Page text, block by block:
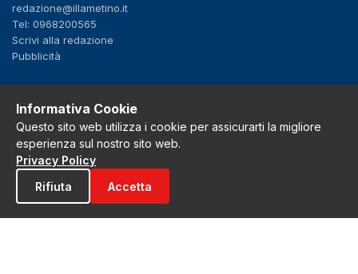
redazione@illametino.it
Tel: 0968200565
Scrivi alla redazione
Pubblicità
SEGUICI
f X IG YT
Privacy Policy
Cookie Policy
Note legali
Informativa Cookie
Questo sito web utilizza i cookie per assicurarti la migliore
esperienza sul nostro sito web.
Privacy Policy
Rifiuta
Accetta